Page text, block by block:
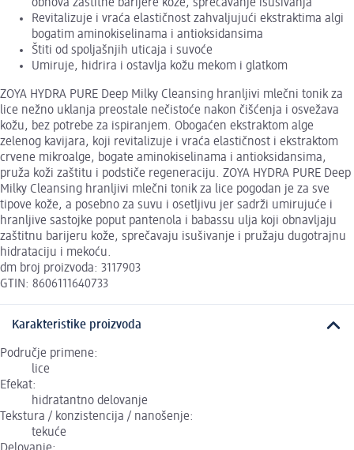
obnova zaštitne barijere kože, sprečavanje isušivanja
Revitalizuje i vraća elastičnost zahvaljujući ekstraktima algi
bogatim aminokiselinama i antioksidansima
Štiti od spoljašnjih uticaja i suvoće
Umiruje, hidrira i ostavlja kožu mekom i glatkom
ZOYA HYDRA PURE Deep Milky Cleansing hranljivi mlečni tonik za
lice nežno uklanja preostale nečistoće nakon čišćenja i osvežava
kožu, bez potrebe za ispiranjem. Obogaćen ekstraktom alge
zelenog kavijara, koji revitalizuje i vraća elastičnost i ekstraktom
crvene mikroalge, bogate aminokiselinama i antioksidansima,
pruža koži zaštitu i podstiče regeneraciju. ZOYA HYDRA PURE Deep
Milky Cleansing hranljivi mlečni tonik za lice pogodan je za sve
tipove kože, a posebno za suvu i osetljivu jer sadrži umirujuće i
hranljive sastojke poput pantenola i babassu ulja koji obnavljaju
zaštitnu barijeru kože, sprečavaju isušivanje i pružaju dugotrajnu
hidrataciju i mekoću.
dm broj proizvoda: 3117903
GTIN: 8606111640733
Karakteristike proizvoda
Područje primene:
lice
Efekat:
hidratantno delovanje
Tekstura / konzistencija / nanošenje:
tekuće